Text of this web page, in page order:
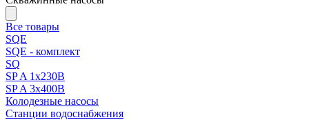
Все товары
SQE
SQE - комплект
SQ
SP A 1x230В
SP A 3x400В
Колодезные насосы
Станции водоснабжения